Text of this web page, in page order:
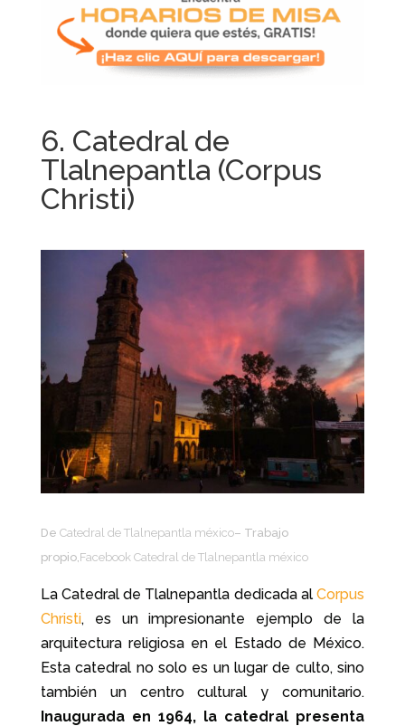
6. Catedral de
Tlalnepantla (Corpus
Christi)
De Catedral de Tlalnepantla méxico– Trabajo
propio, Facebook Catedral de Tlalnepantla méxico
La Catedral de Tlalnepantla dedicada alCorpus
Christi, es un impresionante ejemplo de la
arquitectura religiosa en el Estado de México.
Esta catedral no solo es un lugar de culto, sino
también un centro cultural y comunitario.
Inaugurada en 1964, la catedral presenta